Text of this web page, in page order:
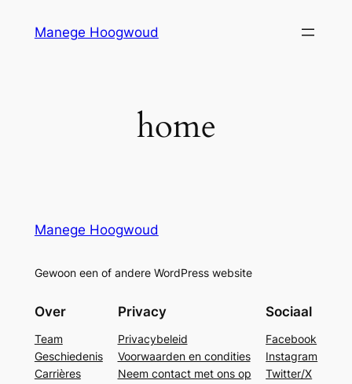
Manege Hoogwoud
home
Manege Hoogwoud
Gewoon een of andere WordPress website
Over
Team
Geschiedenis
Carrières
Privacy
Privacybeleid
Voorwaarden en condities
Neem contact met ons op
Sociaal
Facebook
Instagram
Twitter/X